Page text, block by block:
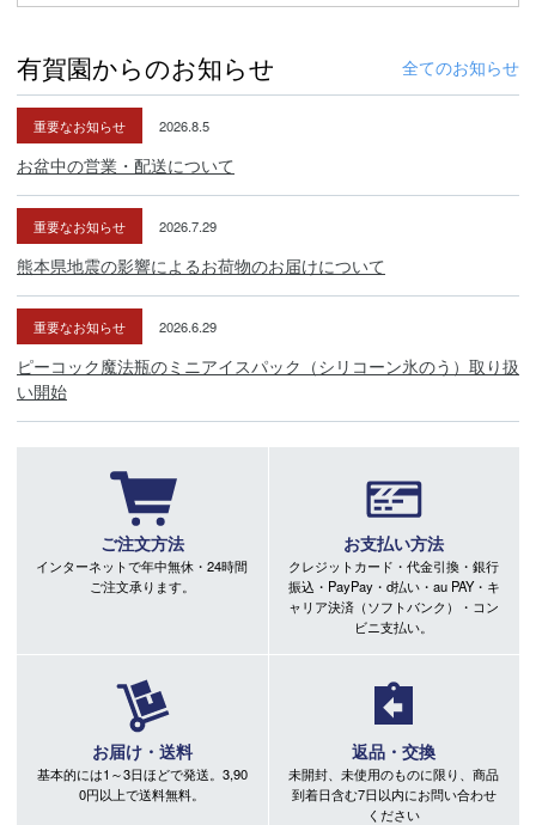
有賀園からのお知らせ 全てのお知らせ
重要なお知らせ 2026.8.5
お盆中の営業・配送について
重要なお知らせ 2026.7.29
熊本県地震の影響によるお荷物のお届けについて
重要なお知らせ 2026.6.29
ピーコック魔法瓶のミニアイスパック（シリコーン氷のう）取り扱
い開始
ご注文方法
インターネットで年中無休・24時間
ご注文承ります。
お支払い方法
クレジットカード・代金引換・銀行
振込・PayPay・d払い・au PAY・キ
ャリア決済（ソフトバンク）・コン
ビニ支払い。
お届け・送料
基本的には1～3日ほどで発送。3,90
0円以上で送料無料。
返品・交換
未開封、未使用のものに限り、商品
到着日含む7日以内にお問い合わせ
ください